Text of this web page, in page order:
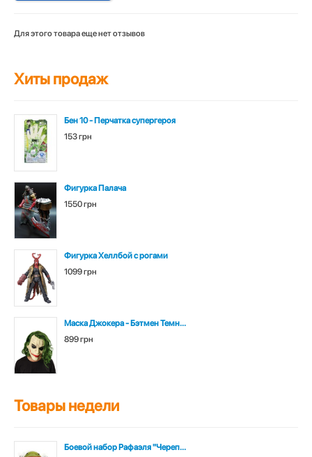
Для этого товара еще нет отзывов
Хиты продаж
Бен 10 - Перчатка супергероя
153 грн
Фигурка Палача
1550 грн
Фигурка Хеллбой с рогами
1099 грн
Маска Джокера - Бэтмен Темн...
899 грн
Товары недели
Боевой набор Рафаэля "Череп...